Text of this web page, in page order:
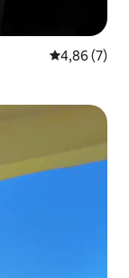
Średnia
4,86 (7)